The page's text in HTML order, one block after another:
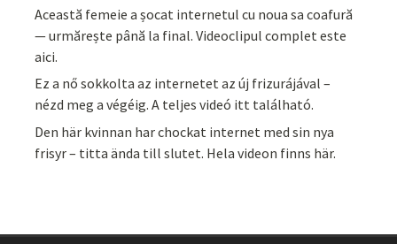
Această femeie a șocat internetul cu noua sa coafură
— urmărește până la final. Videoclipul complet este
aici.
Ez a nő sokkolta az internetet az új frizurájával –
nézd meg a végéig. A teljes videó itt található.
Den här kvinnan har chockat internet med sin nya
frisyr – titta ända till slutet. Hela videon finns här.